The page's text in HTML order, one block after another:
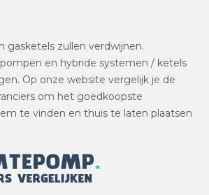
gasketels zullen verdwijnen.
en hybride systemen / ketels
Op onze website vergelijk je de
om het goedkoopste
te vinden en thuis te laten plaatsen